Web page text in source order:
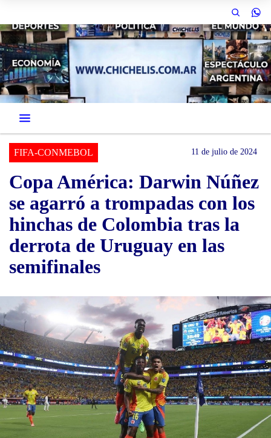
FIFA-CONMEBOL 11 de julio de 2024
Copa América: Darwin Núñez
se agarró a trompadas con los
hinchas de Colombia tras la
derrota de Uruguay en las
semifinales